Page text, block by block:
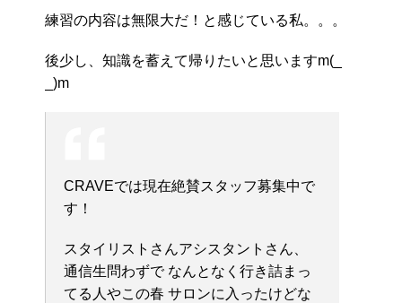
練習の内容は無限大だ！と感じている私。。。
後少し、知識を蓄えて帰りたいと思いますm(_
_)m
CRAVEでは現在絶賛スタッフ募集中で
す！
スタイリストさんアシスタントさん、
通信生問わずで なんとなく行き詰まっ
てる人やこの春 サロンに入ったけどな